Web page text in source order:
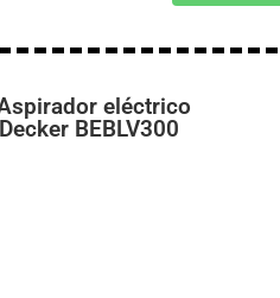
eléctrico
BEBLV300